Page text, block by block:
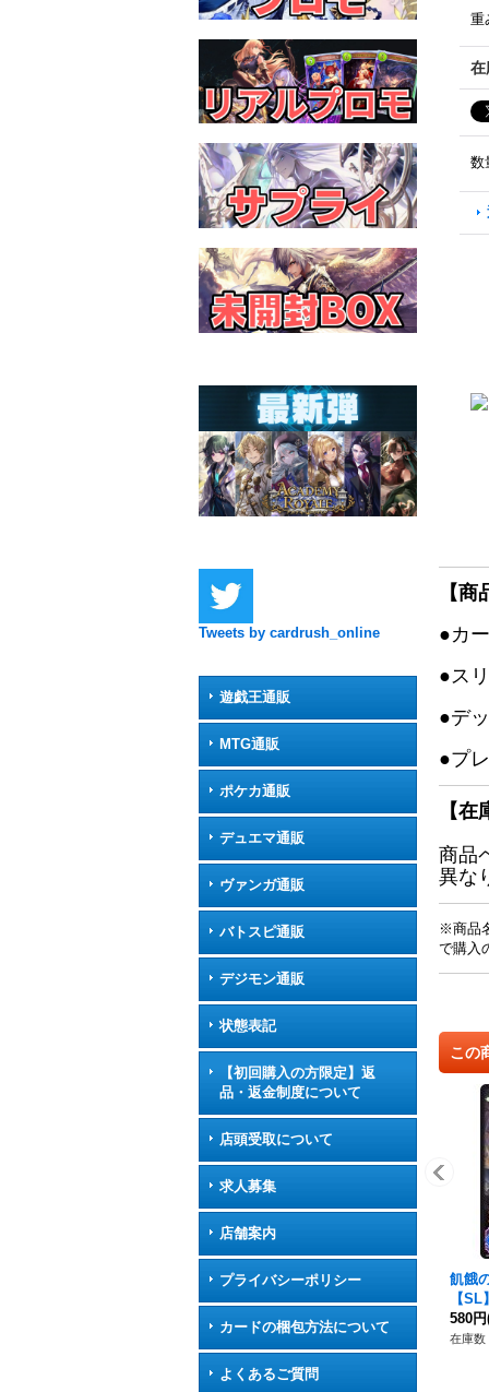
Tweets by cardrush_online
遊戯王通販
MTG通販
ポケカ通販
デュエマ通販
ヴァンガ通販
バトスピ通販
デジモン通販
状態表記
【初回購入の方限定】返
品・返金制度について
店頭受取について
求人募集
店舗案内
プライバシーポリシー
カードの梱包方法について
よくあるご質問
重
在
数
【
●カ
●ス
●デ
●プ
【
商品
異な
※商品
で購入
この
飢餓
【
ート
580円
在庫数